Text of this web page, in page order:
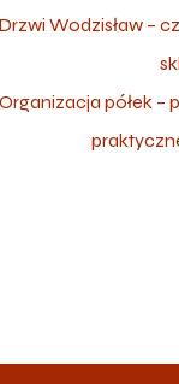
Drzwi Wodzisław –
Organizacja półek –